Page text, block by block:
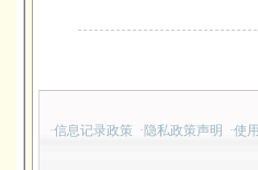
·信息记录政策 · 隐私政策声明 ·使